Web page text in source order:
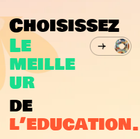
Choisissez
Le
meille
ur
de
l’education.